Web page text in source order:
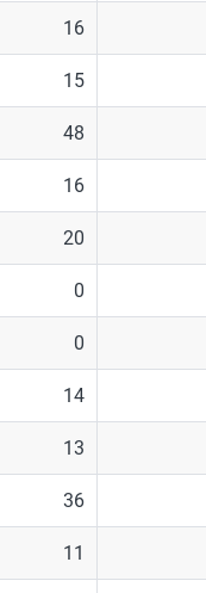
16
15
48
16
20
0
0
14
13
36
11